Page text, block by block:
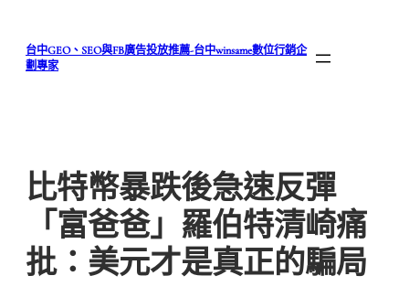
台中GEO、SEO與FB廣告投放推薦-台中winsame數位行銷企
劃專家
比特幣暴跌後急速反彈
「富爸爸」羅伯特清崎痛
批：美元才是真正的騙局